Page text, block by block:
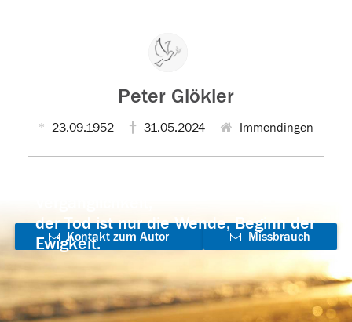
Peter Glökler
23.09.1952 31.05.2024 Immendingen
der Tod ist nur die Wende, Beginn der
Ewigkeit.
Kontakt zum Autor
aufnehmen
Missbrauch